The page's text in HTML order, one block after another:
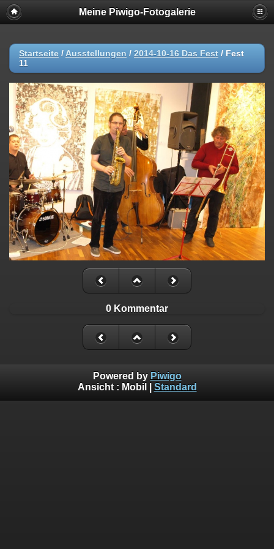
Meine Piwigo-Fotogalerie
Startseite / Ausstellungen / 2014-10-16 Das Fest / Fest
11
0 Kommentar
Powered by Piwigo
Ansicht : Mobil Standard